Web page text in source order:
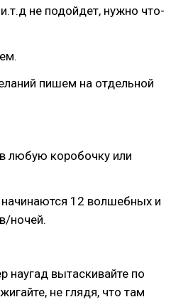
не подойдет, нужно что-
пишем на отдельной
любую коробочку или
12 волшебных и
ночей.
наугад вытаскивайте по
не глядя, что там